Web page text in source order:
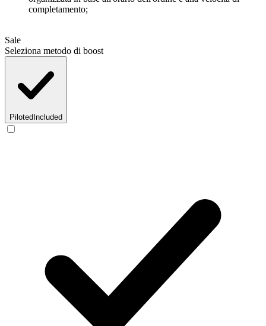
completamento;
Sale
Seleziona metodo di boost
Piloted Included